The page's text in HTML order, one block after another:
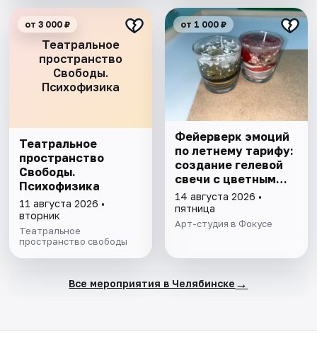
Театральное
пространство
Свободы.
Психофизика
от 3 000 ₽
Театральное
пространство
Свободы.
Психофизика
11 августа 2026 •
вторник
Театральное
пространство свободы
от 1 000 ₽
Фейерверк эмоций
по летнему тарифу:
создание гелевой
свечи с цветным
песком
14 августа 2026 •
пятница
Арт-студия в Фокусе
Все мероприятия в Челябинске →